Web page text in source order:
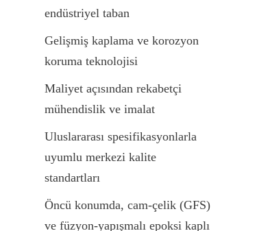
endüstriyel taban
Gelişmiş kaplama ve korozyon
koruma teknolojisi
Maliyet açısından rekabetçi
mühendislik ve imalat
Uluslararası spesifikasyonlarla
uyumlu merkezi kalite
standartları
Öncü konumda, cam-çelik (GFS)
ve füzyon-yapışmalı epoksi kaplı